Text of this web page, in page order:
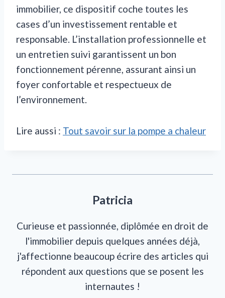
immobilier, ce dispositif coche toutes les
cases d’un investissement rentable et
responsable. L’installation professionnelle et
un entretien suivi garantissent un bon
fonctionnement pérenne, assurant ainsi un
foyer confortable et respectueux de
l’environnement.
Lire aussi : Tout savoir sur la pompe a chaleur
Patricia
Curieuse et passionnée, diplômée en droit de
l'immobilier depuis quelques années déjà,
j'affectionne beaucoup écrire des articles qui
répondent aux questions que se posent les
internautes !